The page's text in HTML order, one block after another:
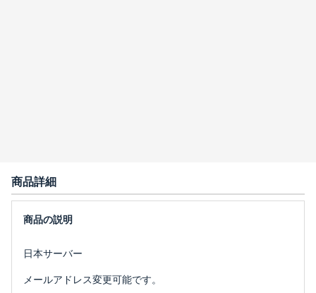
商品詳細
日本サーバー
メールアドレス変更可能です。